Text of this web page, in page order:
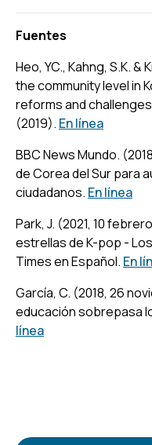
Fuentes
Heo, YC., Kahng, S.K.
the community level in
reforms and
(2019). En línea
BBC News Mundo.
de Corea del Sur para
ciudadanos. En línea
Park, J. (2021, 10
estrellas de K-pop -
Times en Español. En
García, C. (2018, 26
educación sobrepasa
línea